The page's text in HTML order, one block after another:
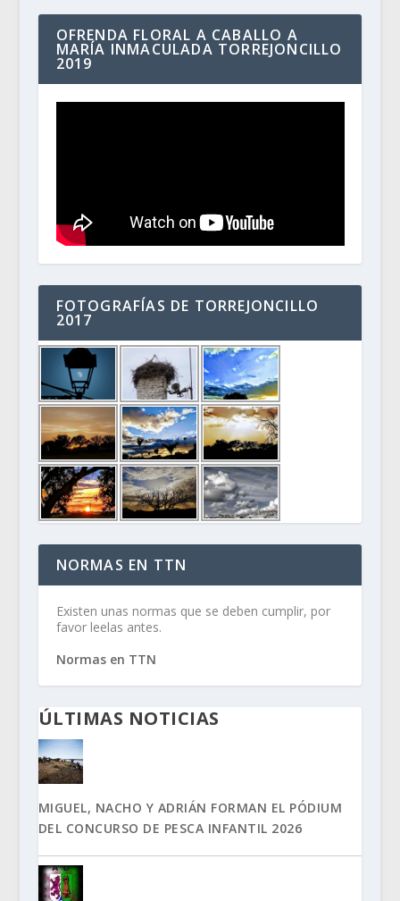
OFRENDA FLORAL A CABALLO A
MARÍA INMACULADA TORREJONCILLO
2019
FOTOGRAFÍAS DE TORREJONCILLO
2017
NORMAS EN TTN
Existen unas normas que se deben cumplir, por
favor leelas antes.
Normas en TTN
ÚLTIMAS NOTICIAS
MIGUEL, NACHO Y ADRIÁN FORMAN EL PÓDIUM
DEL CONCURSO DE PESCA INFANTIL 2026